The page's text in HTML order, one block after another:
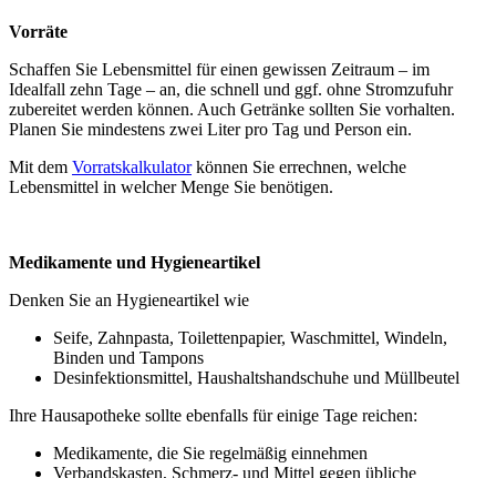
Vorräte
Schaffen Sie Lebensmittel für einen gewissen Zeitraum – im
Idealfall zehn Tage – an, die schnell und ggf. ohne Stromzufuhr
zubereitet werden können. Auch Getränke sollten Sie vorhalten.
Planen Sie mindestens zwei Liter pro Tag und Person ein.
Mit dem Vorratskalkulatorkönnen Sie errechnen, welche
Lebensmittel in welcher Menge Sie benötigen.
Medikamente und Hygieneartikel
Denken Sie an Hygieneartikel wie
Seife, Zahnpasta, Toilettenpapier, Waschmittel, Windeln,
Binden und Tampons
Desinfektionsmittel, Haushaltshandschuhe und Müllbeutel
Ihre Hausapotheke sollte ebenfalls für einige Tage reichen:
Medikamente, die Sie regelmäßig einnehmen
Verbandskasten, Schmerz- und Mittel gegen übliche